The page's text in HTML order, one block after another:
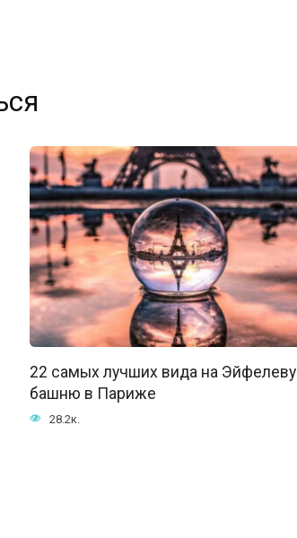
22 самых лучших вида на Эйфелеву
башню в Париже
28.2к.